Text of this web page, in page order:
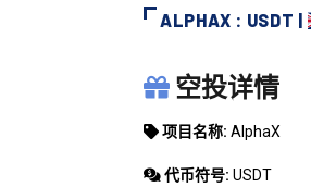
ALPHAX : USDT |
ALPHAX
空投详情
项目名称: AlphaX
代币符号: USDT